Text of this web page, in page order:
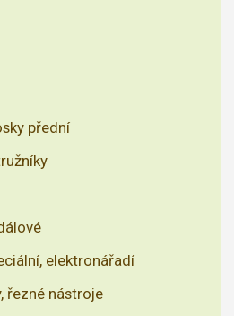
přední
elektronářadí
řezné nástroje